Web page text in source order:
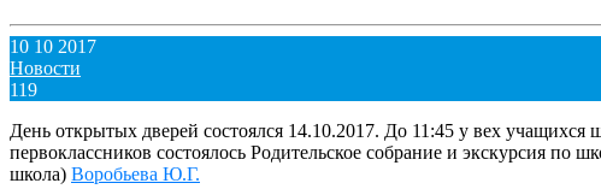
10 10 2017
Новости
119
День открытых дверей состоялся 14.10.2017. До 11:45 у вех
первоклассников состоялось Родительское собрание и экскурсия по
школа) Воробьева Ю.Г.